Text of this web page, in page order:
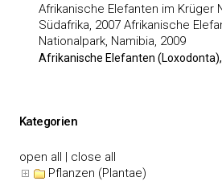
Afrikanische Elefanten im Krüger
Südafrika, 2007 Afrikanische
Nationalpark, Namibia, 2009
Afrikanische Elefanten
Kategorien
open all | close all
Pflanzen (Plantae)